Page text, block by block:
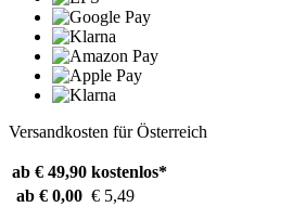
Versandkosten für Österreich
ab € 49,90 kostenlos*
ab € 0,00 € 5,49